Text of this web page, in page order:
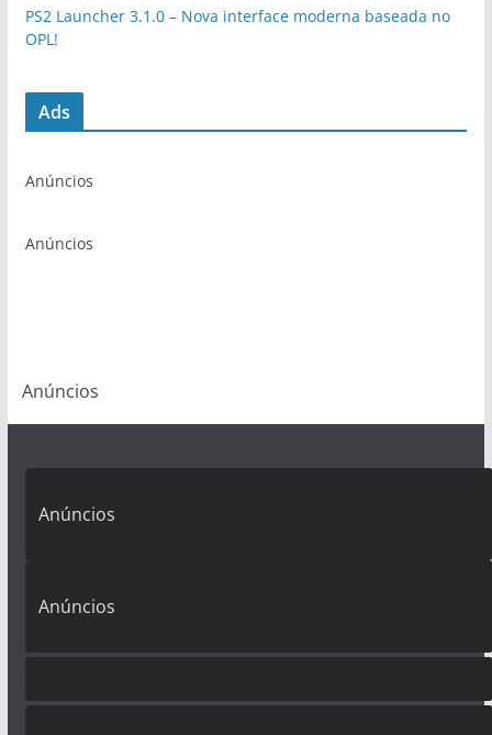
PS2 Launcher 3.1.0 – Nova interface moderna baseada no
OPL!
Ads
Anúncios
Anúncios
Anúncios
Anúncios
Anúncios